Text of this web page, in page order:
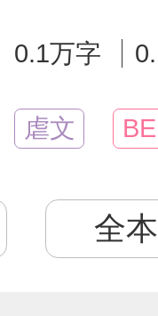
0.1万字
虐文 BE
全